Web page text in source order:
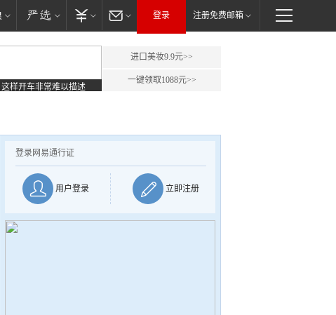
登录 注册免费邮箱
这样开车非常难以描述
进口美妆9.9元>>
一键领取1088元>>
登录网易通行证
用户登录 立即注册